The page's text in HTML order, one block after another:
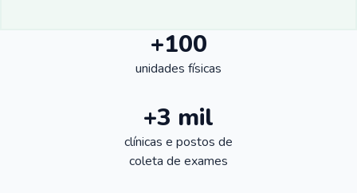
+100
unidades físicas
+3 mil
clínicas e postos de
coleta de exames